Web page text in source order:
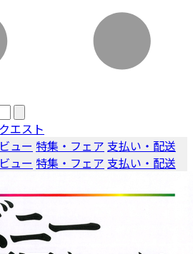
エスト
ュー 特集・フェア 支払い・配送
ュー 特集・フェア 支払い・配送